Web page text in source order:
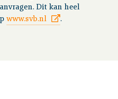
Dit kan heel
www.svb.nl .